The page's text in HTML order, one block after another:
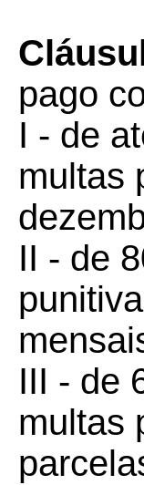
pago
I - de
multas
II - de
III - de
multas